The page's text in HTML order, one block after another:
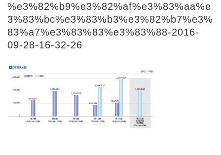
%e3%82%b9%e3%82%af%e3%83%aa%e
3%83%bc%e3%83%b3%e3%82%b7%e3%
83%a7%e3%83%83%e3%83%88-2016-
09-28-16-32-26